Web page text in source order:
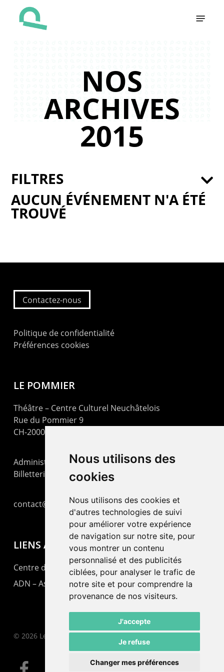
Nous utilisons des
cookies
Nous utilisons des cookies et
d'autres technologies de suivi
pour améliorer votre expérience
de navigation sur notre site, pour
vous montrer un contenu
personnalisé et des publicités
ciblées, pour analyser le trafic de
notre site et pour comprendre la
provenance de nos visiteurs.
J'accepte
Je refuse
Changer mes préférences
NOS
ARCHIVES
2015
AUCUN ÉVÉNEMENT N'A ÉTÉ
TROUVÉ
FILTRES
Contactez-nous
Politique de confidentialité
Préférences cookies
LE POMMIER
Théâtre – Centre Culturel Neuchâtelois
Rue du Pommier 9
CH-2000 Neuchâtel
Administration : +41 32 725 03 03
Billetterie : +41 32 725 05 05
contact@lepommier.ch
LIENS AMIS
Centre de culture ABC
ADN – Association Danse Neuchâtel
© 2026 Le Pommier.
facebook email